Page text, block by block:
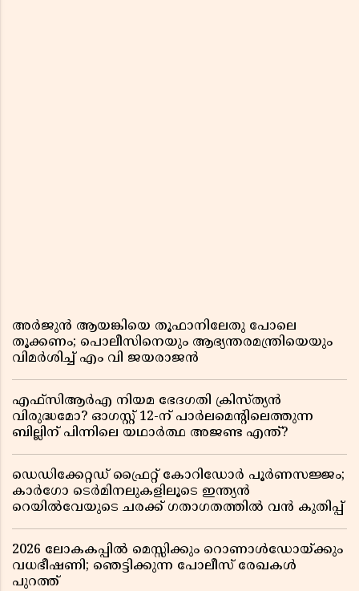
അർജുൻ ആയങ്കിയെ തൂഫാനിലേതു പോലെ
തൂക്കണം; പൊലീസിനെയും ആഭ്യന്തരമന്ത്രിയെയും
വിമർശിച്ച് എം വി ജയരാജൻ
എഫ്സിആർഎ നിയമ ഭേദഗതി ക്രിസ്ത്യൻ
വിരുദ്ധമോ? ഓഗസ്റ്റ് 12-ന് പാർലമെന്റിലെത്തുന്ന
ബില്ലിന് പിന്നിലെ യഥാർത്ഥ അജണ്ട എന്ത്?
ഡെഡിക്കേറ്റഡ് ഫ്രൈറ്റ് കോറിഡോർ പൂർണസജ്ജം;
കാർഗോ ടെർമിനലുകളിലൂടെ ഇന്ത്യൻ
റെയിൽവേയുടെ ചരക്ക് ഗതാഗതത്തിൽ വൻ കുതിപ്പ്
2026 ലോകകപ്പിൽ മെസ്സിക്കും റൊണാൾഡോയ്ക്കും
വധഭീഷണി; ഞെട്ടിക്കുന്ന പോലീസ് രേഖകൾ
പുറത്ത്